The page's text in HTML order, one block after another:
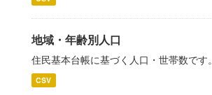
地域・年齢別人口
住民基本台帳に基づく人口・世帯数です。
CSV